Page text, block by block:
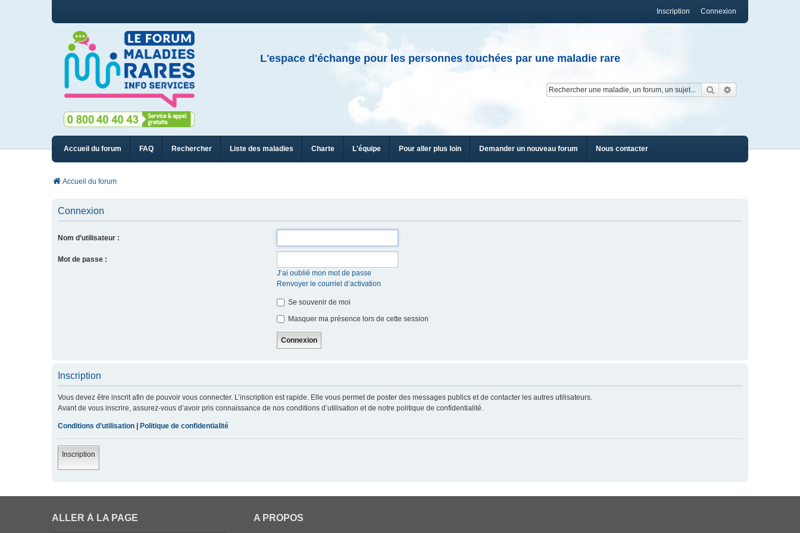
Connexion
Inscription
L'espace d'échange pour les personnes touchées par une maladie rare
Rechercher
Accueil du forum FAQ Rechercher Liste des maladies Charte L'équipe Pour aller plus loin Demander un nouveau forum Nous contacter
Accueil du forum
Connexion
Nom d’utilisateur :
Mot de passe :
J’ai oublié mon mot de passe
Renvoyer le courriel d’activation
Se souvenir de moi
Masquer ma présence lors de cette session
Inscription
Vous devez être inscrit afin de pouvoir vous connecter. L’inscription est rapide. Elle vous permet de poster des messages publics et de contacter les autres utilisateurs.
Avant de vous inscrire, assurez-vous d’avoir pris connaissance de nos conditions d’utilisation et de notre politique de confidentialité.
Conditions d’utilisation Politique de confidentialité
Inscription
ALLER À LA PAGE A PROPOS